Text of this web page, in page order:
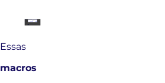
Essas
macros